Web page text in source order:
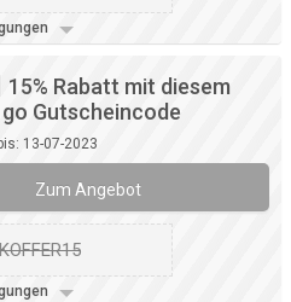
15% Rabatt mit diesem
Gutscheincode
13-07-2023
Zum Angebot
KOFFER15